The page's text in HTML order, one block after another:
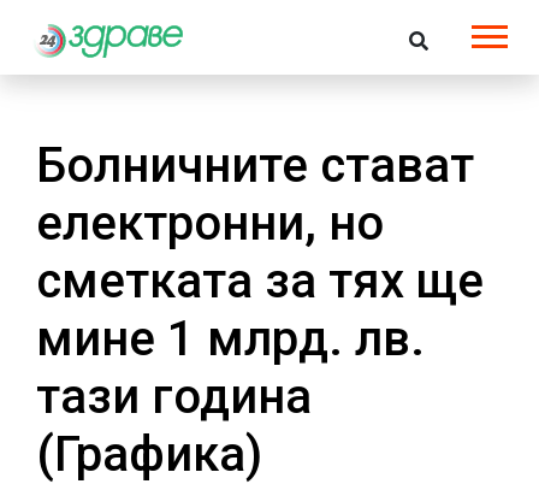
Болничните стават
електронни, но
сметката за тях ще
мине 1 млрд. лв.
тази година
(Графика)